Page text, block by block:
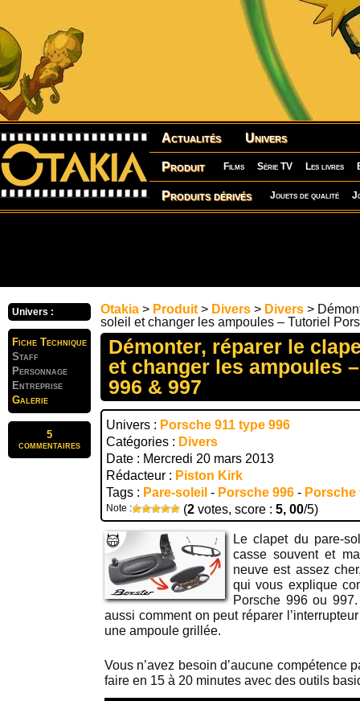
Actualités Univers
Produit Films Série TV Les livres
Produits dérivés Jouets de qualité
Univers :
Fiche Technique
Staff
Personnage
Entreprise
Galerie
5
commentaires
Otakia > Produit > Divers > Divers >
soleil et changer les ampoules – Tutoriel
Démonter, réparer le
et changer les ampoules
996 & 997
Univers : Porsche 911 type 996
Catégories : Divers
Date : Mercredi 20 mars 2013
Rédacteur : Piston Kirk
Tags : Pare-soleil - Porsche 996 - Porsche
Note : (2 votes, score : 5, 00/5)
Le clapet du pare-
casse souvent et
neuve est assez
qui vous explique
Porsche 996 ou
aussi comment on peut réparer
une ampoule grillée.
Vous n’avez besoin d’aucune compétence
faire en 15 à 20 minutes avec des outils